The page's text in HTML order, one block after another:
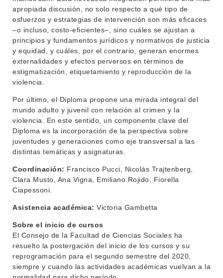
INSTITUCIONAL
DEPARTAMENTOS
ENSEÑANZA
INVESTIGACIÓN
EXTENSIÓN
SERVICIOS
NOTICIAS
CONTACTO
BEDELÍA
EVA FCS
EDUCACIÓN PERMANENTE
MOVILIDAD ACADÉMICA
apropiada discusión, no solo respecto a qué tipo de
esfuerzos y estrategias de intervención son más eficaces
–o incluso, costo-eficientes–, sino cuáles se ajustan a
principios y fundamentos jurídicos y normativos de justicia
y equidad, y cuáles, por el contrario, generan enormes
externalidades y efectos perversos en términos de
estigmatización, etiquetamiento y reproducción de la
violencia.
Por último, el Diploma propone una mirada integral del
mundo adulto y juvenil con relación al crimen y la
violencia. En este sentido, un componente clave del
Diploma es la incorporación de la perspectiva sobre
juventudes y generaciones como eje transversal a las
distintas temáticas y asignaturas.
Coordinación: Francisco Pucci, Nicolás Trajtenberg,
Clara Musto, Ana Vigna, Emiliano Rojido, Fiorella
Ciapessoni.
Asistencia académica: Victoria Gambetta
Sobre el inicio de cursos
El Consejo de la Facultad de Ciencias Sociales ha
resuelto la postergación del inicio de los cursos y su
reprogramación para el segundo semestre del 2020,
siempre y cuando las actividades académicas vuelvan a la